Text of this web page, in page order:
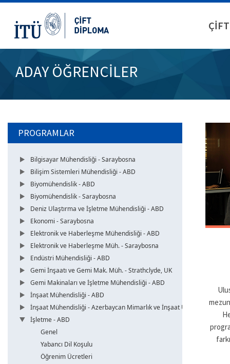
ADAY ÖĞRENCİLER
PROGRAMLAR
Bilgisayar Mühendisliği - Saraybosna
Bilişim Sistemleri Mühendisliği - ABD
Biyomühendislik - ABD
Biyomühendislik - Saraybosna
Deniz Ulaştırma ve İşletme Mühendisliği - ABD
Ekonomi - Saraybosna
Elektronik ve Haberleşme Mühendisliği - ABD
Elektronik ve Haberleşme Müh. - Saraybosna
Endüstri Mühendisliği - ABD
Gemi İnşaatı ve Gemi Mak. Müh. - Strathclyde, UK
Gemi Makinaları ve İşletme Mühendisliği - ABD
İnşaat Mühendisliği - ABD
İnşaat Mühendisliği - Azerbaycan Mimarlık ve İnşaat Üni.
İşletme - ABD
Genel
Yabancı Dil Koşulu
Öğrenim Ücretleri